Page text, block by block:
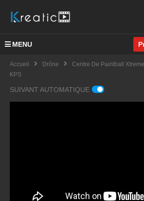
MENU
Accueil Drône
Centre De Paintball Xtreme
KPS
SUIVANT AUTOMATIQUE